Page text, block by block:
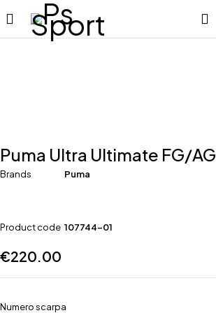
Puma Ultra Ultimate FG/AG
Brands Puma
Product code 107744-01
€220.00
Numero scarpa